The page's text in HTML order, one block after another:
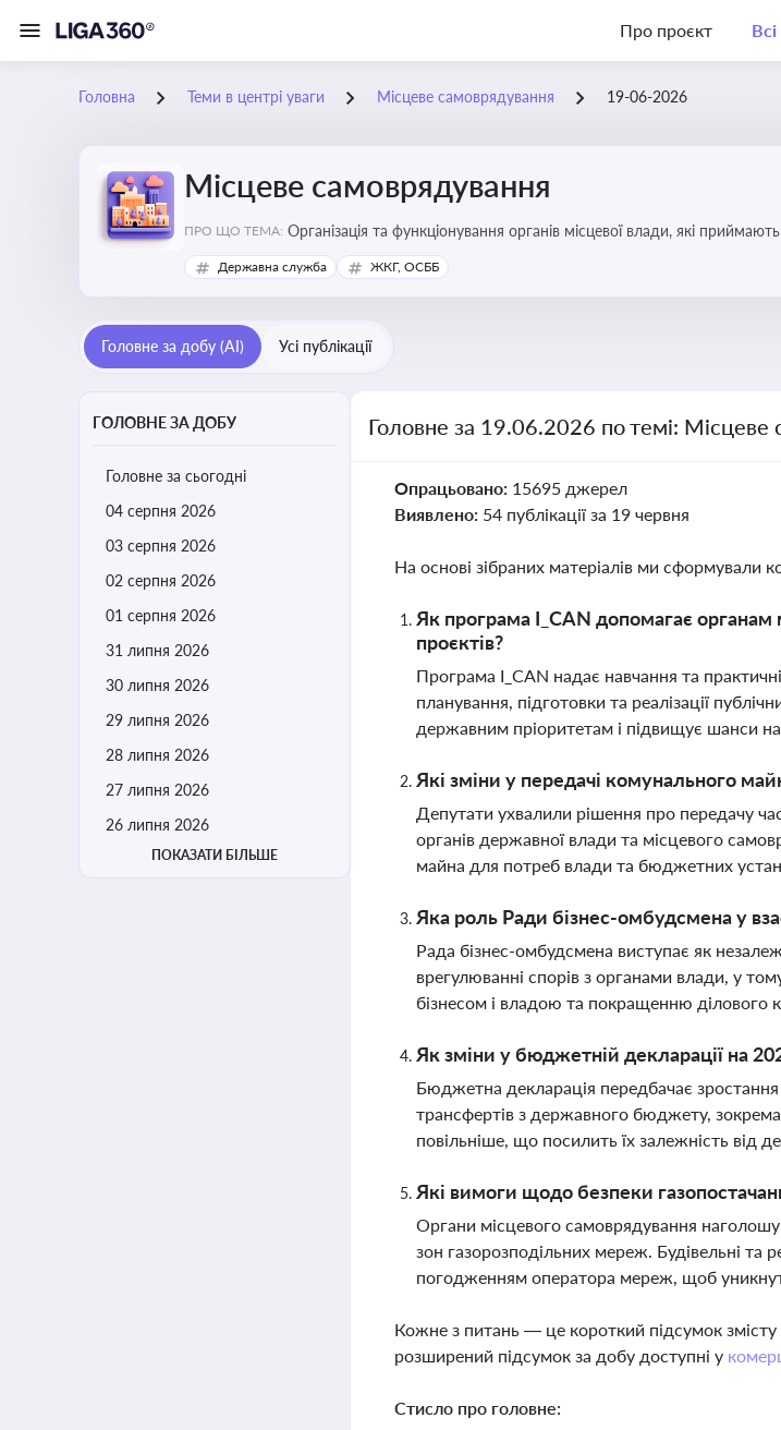
Про проєкт
Головна Теми в центрі уваги Місцеве самоврядування 19-06-2026
Місцеве самоврядування
ПРО ЩО ТЕМА: Організація та функціонування органів місцевої влади, які
сіл, селищ)
Державна служба ЖКГ, ОСББ
Головне за добу (AI) Усі публікації
ГОЛОВНЕ ЗА ДОБУ
Головне за сьогодні
04 серпня 2026
03 серпня 2026
02 серпня 2026
01 серпня 2026
31 липня 2026
30 липня 2026
29 липня 2026
28 липня 2026
27 липня 2026
26 липня 2026
ПОКАЗАТИ БІЛЬШЕ
Головне за 19.06.2026 по темі: Місцеве
Опрацьовано: 15695 джерел
Виявлено: 54 публікації за 19 червня
На основі зібраних матеріалів ми сформували
Як програма I_CAN допомагає органам
проєктів?
Програма I_CAN надає навчання та
планування, підготовки та реалізації
державним пріоритетам і підвищує шанси на
Які зміни у передачі комунального
Депутати ухвалили рішення про передачу
органів державної влади та місцевого
майна для потреб влади та бюджетних
Яка роль Ради бізнес-омбудсмена у
Рада бізнес-омбудсмена виступає як
врегулюванні спорів з органами влади, у
бізнесом і владою та покращенню ділового
Як зміни у бюджетній декларації на
Бюджетна декларація передбачає
трансфертів з державного бюджету, зокрема
повільніше, що посилить їх залежність від
Які вимоги щодо безпеки
Органи місцевого самоврядування
зон газорозподільних мереж. Будівельні
погодженням оператора мереж, щоб
Кожне з питань — це короткий підсумок
розширений підсумок за добу доступні у
Стисло про головне: